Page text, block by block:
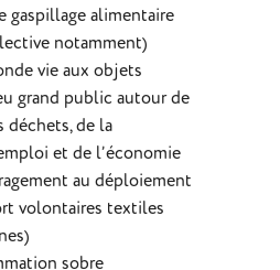
gaspillage alimentaire
notamment)
vie aux objets
grand public autour de
déchets, de la
et de l’économie
au déploiement
volontaires textiles
sobre